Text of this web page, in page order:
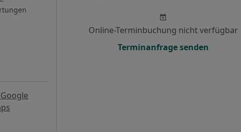
Online-Terminbuchung nicht verfügbar
Terminanfrage senden